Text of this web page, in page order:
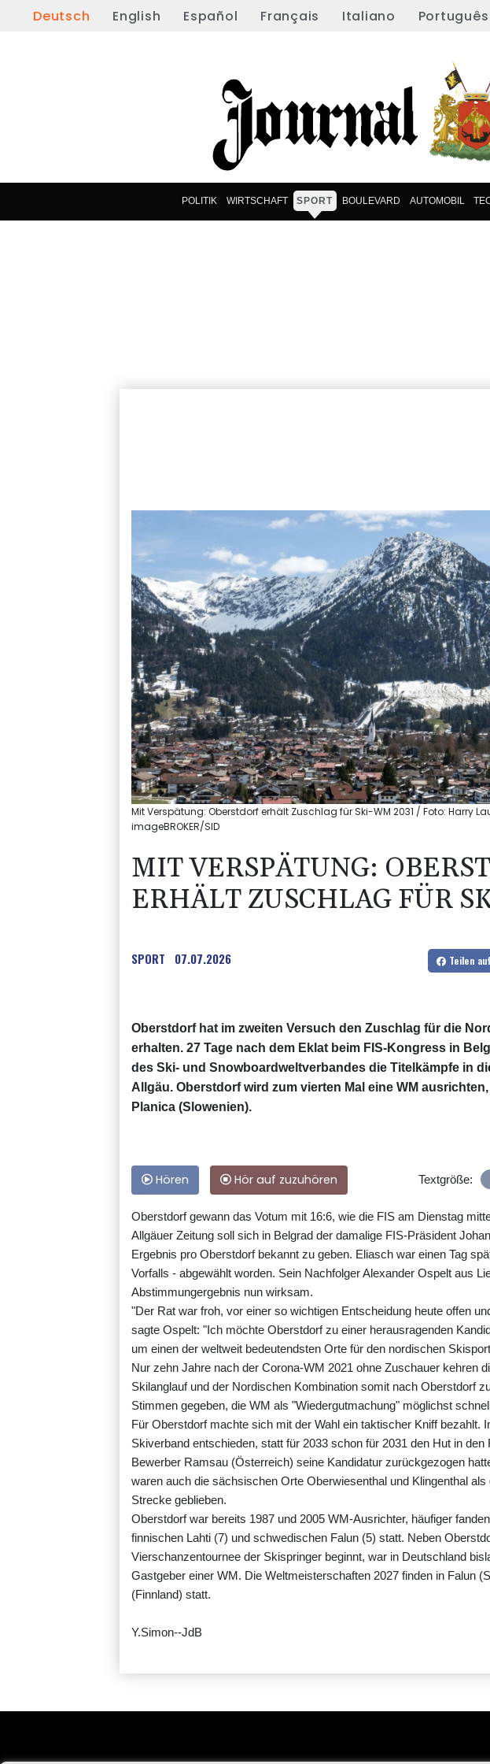
Deutsch English Español Français Italiano Português
POLITIK WIRTSCHAFT SPORT BOULEVARD AUTOMOBIL
Mit Verspätung: Oberstdorf erhält Zuschlag für Ski-WM 2031 / Foto: Harry
imageBROKER/SID
MIT VERSPÄTUNG:
ERHÄLT ZUSCHLAG FÜR
SPORT 07.07.2026 Teilen
Oberstdorf hat im zweiten Versuch den Zuschlag für die
erhalten. 27 Tage nach dem Eklat beim FIS-Kongress in
des Ski- und Snowboardweltverbandes die Titelkämpfe in
Allgäu. Oberstdorf wird zum vierten Mal eine WM
Planica (Slowenien).
Hören Hör auf zuzuhören Textgröße:
Oberstdorf gewann das Votum mit 16:6, wie die FIS am Dienstag
Allgäuer Zeitung soll sich in Belgrad der damalige FIS-Präsident
Ergebnis pro Oberstdorf bekannt zu geben. Eliasch war einen Tag
Vorfalls - abgewählt worden. Sein Nachfolger Alexander Ospelt aus
Abstimmungergebnis nun wirksam.
"Der Rat war froh, vor einer so wichtigen Entscheidung heute offen
sagte Ospelt: "Ich möchte Oberstdorf zu einer herausragenden
um einen der weltweit bedeutendsten Orte für den nordischen
Nur zehn Jahre nach der Corona-WM 2021 ohne Zuschauer kehren
Skilanglauf und der Nordischen Kombination somit nach Oberstdorf
Stimmen gegeben, die WM als "Wiedergutmachung" möglichst
Für Oberstdorf machte sich mit der Wahl ein taktischer Kniff bezahlt.
Skiverband entschieden, statt für 2033 schon für 2031 den Hut in den
Bewerber Ramsau (Österreich) seine Kandidatur zurückgezogen
waren auch die sächsischen Orte Oberwiesenthal und Klingenthal
Strecke geblieben.
Oberstdorf war bereits 1987 und 2005 WM-Ausrichter, häufiger
finnischen Lahti (7) und schwedischen Falun (5) statt. Neben
Vierschanzentournee der Skispringer beginnt, war in Deutschland
Gastgeber einer WM. Die Weltmeisterschaften 2027 finden in Falun
(Finnland) statt.
Y.Simon--JdB